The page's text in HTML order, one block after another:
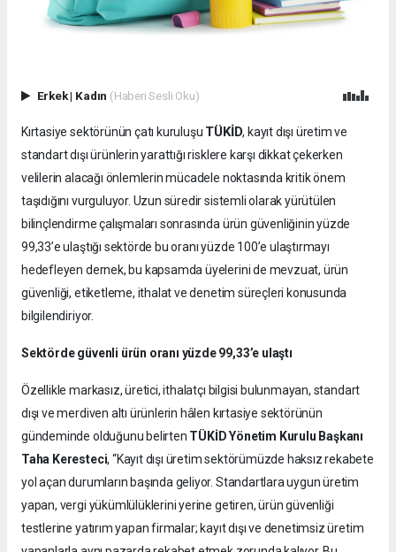
Erkek| Kadın (Haberi Sesli Oku)
Kırtasiye sektörünün çatı kuruluşu TÜKİD, kayıt dışı üretim ve
standart dışı ürünlerin yarattığı risklere karşı dikkat çekerken
velilerin alacağı önlemlerin mücadele noktasında kritik önem
taşıdığını vurguluyor. Uzun süredir sistemli olarak yürütülen
bilinçlendirme çalışmaları sonrasında ürün güvenliğinin yüzde
99,33’e ulaştığı sektörde bu oranı yüzde 100’e ulaştırmayı
hedefleyen dernek, bu kapsamda üyelerini de mevzuat, ürün
güvenliği, etiketleme, ithalat ve denetim süreçleri konusunda
bilgilendiriyor.
Sektörde güvenli ürün oranı yüzde 99,33’e ulaştı
Özellikle markasız, üretici, ithalatçı bilgisi bulunmayan, standart
dışı ve merdiven altı ürünlerin hâlen kırtasiye sektörünün
gündeminde olduğunu belirten TÜKİD Yönetim Kurulu Başkanı
Taha Keresteci, “Kayıt dışı üretim sektörümüzde haksız rekabete
yol açan durumların başında geliyor. Standartlara uygun üretim
yapan, vergi yükümlülüklerini yerine getiren, ürün güvenliği
testlerine yatırım yapan firmalar; kayıt dışı ve denetimsiz üretim